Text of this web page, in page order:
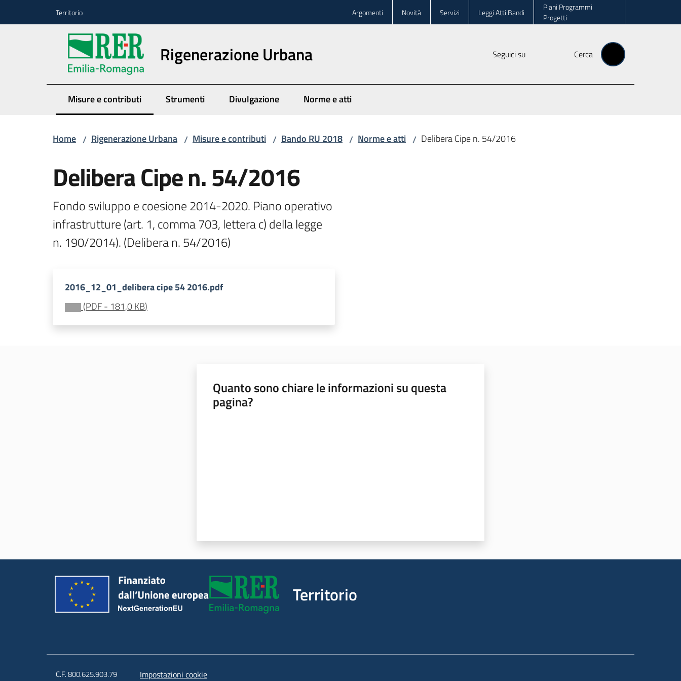
Territorio Argomenti Novità Servizi Leggi Atti Bandi
Piani Programmi
Progetti
Rigenerazione Urbana Seguici su Cerca
Misure e contributi
Menu selezionato Strumenti Divulgazione Norme e atti
Home / Rigenerazione Urbana / Misure e contributi / Bando RU 2018 / Norme e atti / Delibera Cipe n. 54/2016
Delibera Cipe n. 54/2016
Fondo sviluppo e coesione 2014-2020. Piano operativo
infrastrutture (art. 1, comma 703, lettera c) della legge
n. 190/2014). (Delibera n. 54/2016)
2016_12_01_delibera cipe 54 2016.pdf
(PDF- 181,0 KB)
Quanto sono chiare le informazioni su questa
pagina?
Territorio
C.F. 800.625.903.79 Impostazioni cookie